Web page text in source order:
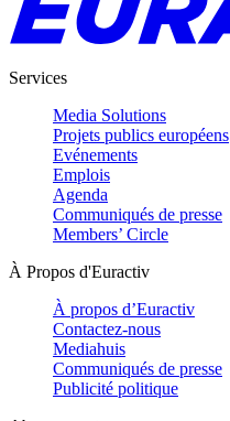
Services
Media Solutions
Projets publics européens
Evénements
Emplois
Agenda
Communiqués de presse
Members’ Circle
À Propos d'Euractiv
À propos d’Euractiv
Contactez-nous
Mediahuis
Communiqués de presse
Publicité politique